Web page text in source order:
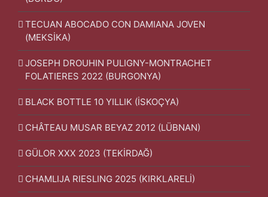
TECUAN ABOCADO CON DAMIANA JOVEN
(MEKSİKA)
JOSEPH DROUHIN PULIGNY-MONTRACHET
FOLATIERES 2022 (BURGONYA)
BLACK BOTTLE 10 YILLIK (İSKOÇYA)
CHÂTEAU MUSAR BEYAZ 2012 (LÜBNAN)
GÜLOR XXX 2023 (TEKİRDAĞ)
CHAMLIJA RIESLING 2025 (KIRKLARELİ)